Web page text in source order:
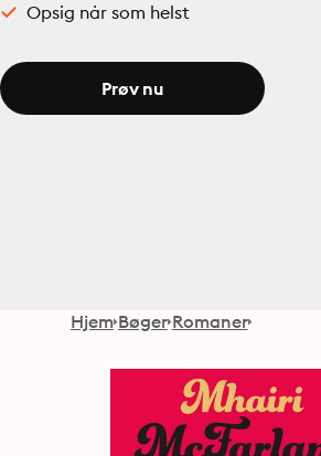
Opsig når som helst
Prøv nu
Hjem Bøger Romaner